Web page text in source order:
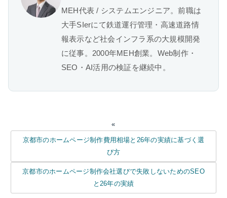
MEH代表 / システムエンジニア。前職は
大手SIerにて鉄道運行管理・高速道路情
報表示など社会インフラ系の大規模開発
に従事。2000年MEH創業。Web制作・
SEO・AI活用の検証を継続中。
«
京都市のホームページ制作費用相場と26年の実績に基づく選
び方
京都市のホームページ制作会社選びで失敗しないためのSEO
と26年の実績